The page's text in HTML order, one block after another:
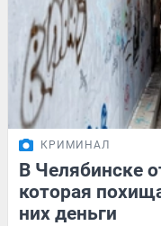
КРИМИНАЛ
В Челябинске
которая
них деньги